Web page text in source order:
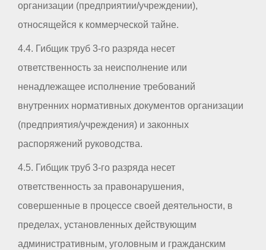
организации (предприятии/учреждении),
относящейся к коммерческой тайне.
4.4. Гибщик труб 3-го разряда несет
ответственность за неисполнение или
ненадлежащее исполнение требований
внутренних нормативных документов организации
(предприятия/учреждения) и законных
распоряжений руководства.
4.5. Гибщик труб 3-го разряда несет
ответственность за правонарушения,
совершенные в процессе своей деятельности, в
пределах, установленных действующим
административным, уголовным и гражданским